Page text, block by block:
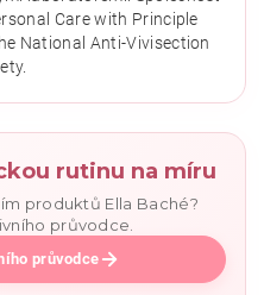
Care with Principle
National Anti-Vivisection
rutinu na míru
produktů Ella Baché?
průvodce.
průvodce